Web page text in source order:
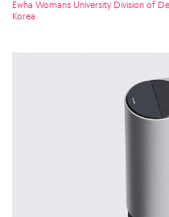
Ewha Womans University Division of
Korea